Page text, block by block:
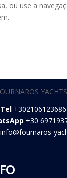
ou use a
Tel +302106123686
+30
info@fournaros-